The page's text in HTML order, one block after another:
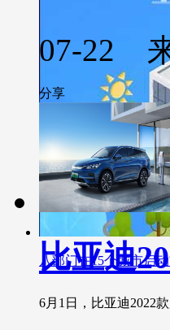
八部门在15个城市启
07-22
分享
比亚迪
6月1日，比亚迪2022